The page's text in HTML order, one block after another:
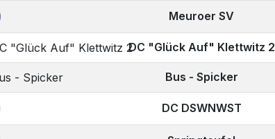
Meuroer SV
DC "Glück Auf" Klettwitz 2
Bus - Spicker
DC DSWNWST